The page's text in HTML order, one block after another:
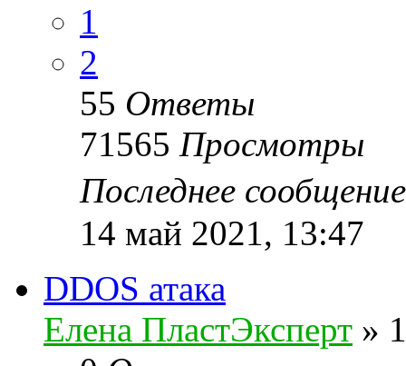
1
2
55 Ответы
71565 Просмотры
Последнее
14 май 2021, 13:47
DDOS атака
Елена ПластЭксперт »